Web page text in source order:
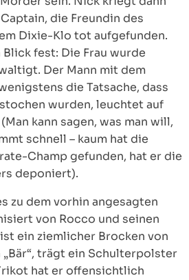
die Freundin des
Dixie-Klo tot aufgefunden.
fest: Die Frau wurde
Der Mann mit dem
die Tatsache, dass
wurden, leuchtet auf
kann sagen, was man will,
schnell – kaum hat die
Champ gefunden, hat er die
deponiert).
zu dem vorhin angesagten
von Rocco und seinen
ein ziemlicher Brocken von
„Bär“, trägt ein Schulterpolster
hat er offensichtlich